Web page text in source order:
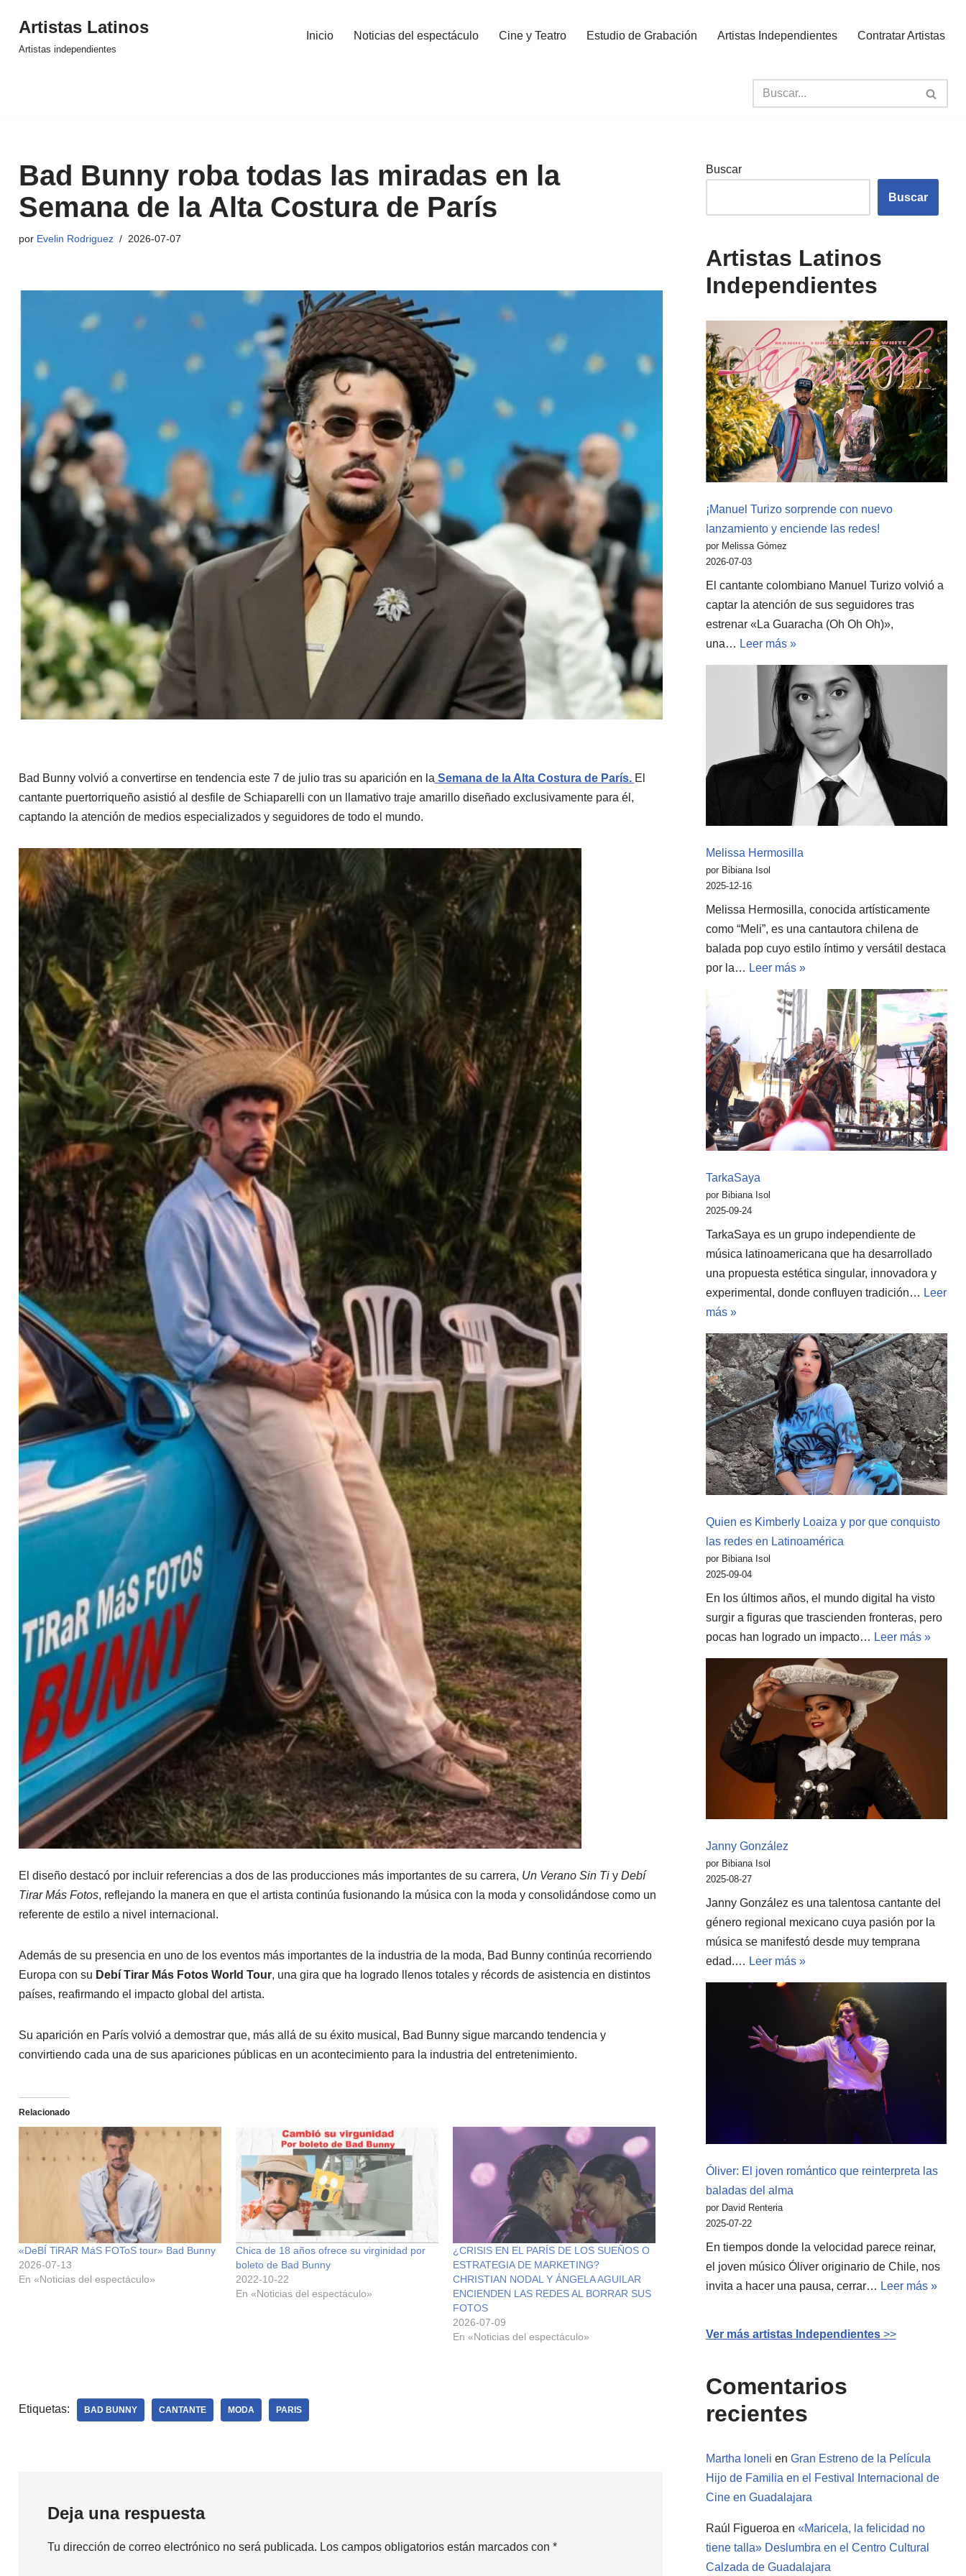
Artistas Latinos
Artistas independientes
Inicio Noticias del espectáculo Cine y Teatro Estudio de Grabación Artistas Independientes Contratar Artistas
Bad Bunny roba todas las miradas en la
Semana de la Alta Costura de París
por Evelin Rodriguez 2026-07-07
Bad Bunny volvió a convertirse en tendencia este 7 de julio tras su aparición en la Semana de la Alta Costura de París. El
cantante puertorriqueño asistió al desfile de Schiaparelli con un llamativo traje amarillo diseñado exclusivamente para él,
captando la atención de medios especializados y seguidores de todo el mundo.
El diseño destacó por incluir referencias a dos de las producciones más importantes de su carrera, Un Verano Sin Tiy Debí
Tirar Más Fotos, reflejando la manera en que el artista continúa fusionando la música con la moda y consolidándose como un
referente de estilo a nivel internacional.
Además de su presencia en uno de los eventos más importantes de la industria de la moda, Bad Bunny continúa recorriendo
Europa con su Debí Tirar Más Fotos World Tour, una gira que ha logrado llenos totales y récords de asistencia en distintos
países, reafirmando el impacto global del artista.
Su aparición en París volvió a demostrar que, más allá de su éxito musical, Bad Bunny sigue marcando tendencia y
convirtiendo cada una de sus apariciones públicas en un acontecimiento para la industria del entretenimiento.
Relacionado
«DeBÍ TiRAR MáS FOToS tour» Bad Bunny
2026-07-13
En «Noticias del espectáculo»
Chica de 18 años ofrece su virginidad por
boleto de Bad Bunny
2022-10-22
En «Noticias del espectáculo»
¿CRISIS EN EL PARÍS DE LOS SUEÑOS O
ESTRATEGIA DE MARKETING?
CHRISTIAN NODAL Y ÁNGELA AGUILAR
ENCIENDEN LAS REDES AL BORRAR SUS
FOTOS
2026-07-09
En «Noticias del espectáculo»
Etiquetas: BAD BUNNY CANTANTE MODA PARIS
Deja una respuesta
Tu dirección de correo electrónico no será publicada. Los campos obligatorios están marcados con *
Buscar
Buscar
Artistas Latinos
Independientes
¡Manuel Turizo sorprende con nuevo
lanzamiento y enciende las redes!
por Melissa Gómez
2026-07-03
El cantante colombiano Manuel Turizo volvió a
captar la atención de sus seguidores tras
estrenar «La Guaracha (Oh Oh Oh)»,
una… Leer más »
Melissa Hermosilla
por Bibiana Isol
2025-12-16
Melissa Hermosilla, conocida artísticamente
como “Meli”, es una cantautora chilena de
balada pop cuyo estilo íntimo y versátil destaca
por la… Leer más »
TarkaSaya
por Bibiana Isol
2025-09-24
TarkaSaya es un grupo independiente de
música latinoamericana que ha desarrollado
una propuesta estética singular, innovadora y
experimental, donde confluyen tradición… Leer
más »
Quien es Kimberly Loaiza y por que conquisto
las redes en Latinoamérica
por Bibiana Isol
2025-09-04
En los últimos años, el mundo digital ha visto
surgir a figuras que trascienden fronteras, pero
pocas han logrado un impacto… Leer más »
Janny González
por Bibiana Isol
2025-08-27
Janny González es una talentosa cantante del
género regional mexicano cuya pasión por la
música se manifestó desde muy temprana
edad.… Leer más »
Óliver: El joven romántico que reinterpreta las
baladas del alma
por David Renteria
2025-07-22
En tiempos donde la velocidad parece reinar,
el joven músico Óliver originario de Chile, nos
invita a hacer una pausa, cerrar… Leer más »
Ver más artistas Independientes>>
Comentarios
recientes
Martha loneli en Gran Estreno de la Película
Hijo de Familia en el Festival Internacional de
Cine en Guadalajara
Raúl Figueroa en «Maricela, la felicidad no
tiene talla» Deslumbra en el Centro Cultural
Calzada de Guadalajara